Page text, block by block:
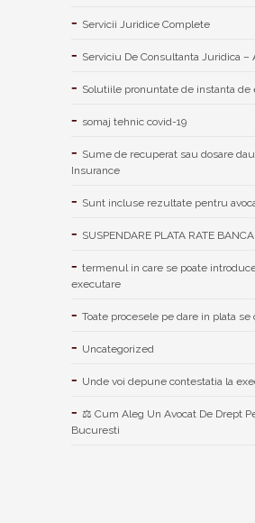
Servicii Juridice Complete
Serviciu De Consultanta Juridica –
Solutiile pronuntate de instanta de
somaj tehnic covid-19
Sume de recuperat sau dosare
Insurance
Sunt incluse rezultate pentru
SUSPENDARE PLATA RATE BANCA
termenul in care se poate
executare
Toate procesele pe dare in plata se
Uncategorized
Unde voi depune contestatia la
⚖ Cum Aleg Un Avocat De Drept
Bucuresti